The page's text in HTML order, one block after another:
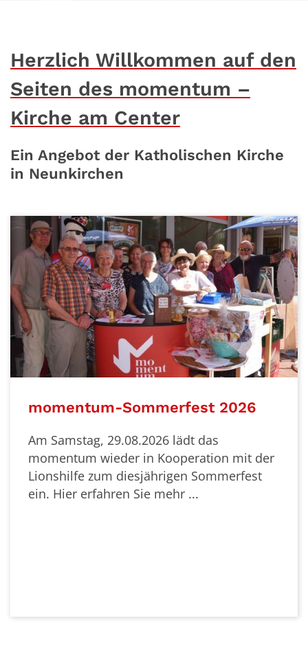
Herzlich Willkommen auf den
Seiten des momentum –
Kirche am Center
Ein Angebot der Katholischen Kirche
in Neunkirchen
momentum-Sommerfest 2026
Am Samstag, 29.08.2026 lädt das
momentum wieder in Kooperation mit der
Lionshilfe zum diesjährigen Sommerfest
ein. Hier erfahren Sie mehr ...